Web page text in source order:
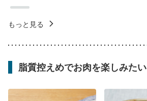
もっと見る
脂質控えめでお肉を楽しみたい